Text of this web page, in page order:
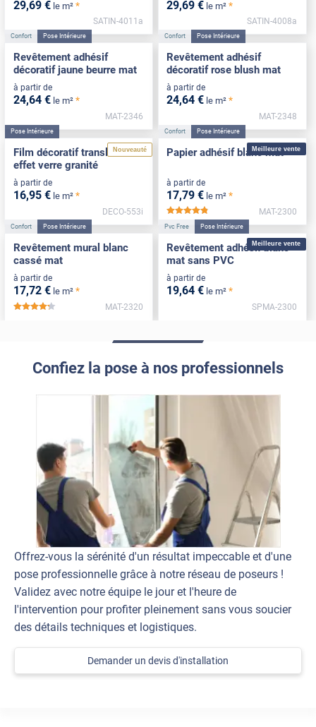
29,69 € le m² *
SATIN-4011a
29,69 € le m² *
SATIN-4008a
Confort Pose Intérieure
Revêtement adhésif
décoratif jaune beurre mat
à partir de
24,64 € le m² *
MAT-2346
Confort Pose Intérieure
Revêtement adhésif
décoratif rose blush mat
à partir de
24,64 € le m² *
MAT-2348
Nouveauté
Pose Intérieure
Film décoratif translucide
effet verre granité
à partir de
16,95 € le m² *
DECO-553i
Meilleure vente
Confort Pose Intérieure
Papier adhésif blanc mat
à partir de
17,79 € le m² *
*****
MAT-2300
Confort Pose Intérieure
Revêtement mural blanc
cassé mat
à partir de
17,72 € le m² *
*****
MAT-2320
Meilleure vente
Pvc Free Pose Intérieure
Revêtement adhésif blanc
mat sans PVC
à partir de
19,64 € le m² *
SPMA-2300
Confiez la pose à nos professionnels
Offrez-vous la sérénité d'un résultat impeccable et d'une
pose professionnelle grâce à notre réseau de poseurs !
Validez avec notre équipe le jour et l'heure de
l'intervention pour profiter pleinement sans vous soucier
des détails techniques et logistiques.
Demander un devis d'installation